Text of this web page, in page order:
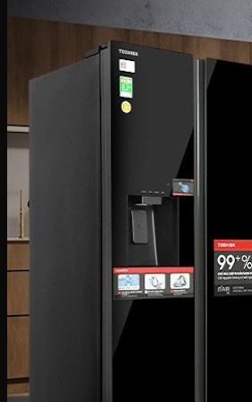
Bàn là hơi nước
Bàn là cây
Máy sấy tóc
Máy hút bụi
Máy tạo ẩm
Lò vi sóng
Lò nướng
Máy rửa bát
Máy sấy bát
Bộ nồi
Nồi chiên không dầu
Nồi cơm-Bếp
Nồi cơm điện
Máy lọc không khí
Nồi áp suất
Bếp gas